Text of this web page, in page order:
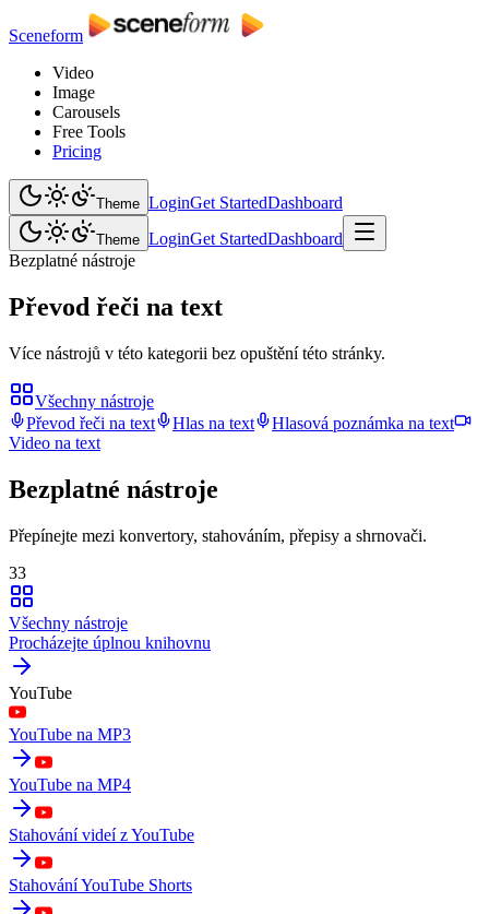
Sceneform
Video
Image
Carousels
Free Tools
Pricing
Theme LoginGet StartedDashboard
Theme LoginGet StartedDashboard
Bezplatné nástroje
Převod řeči na text
Více nástrojů v této kategorii bez opuštění této stránky.
Všechny nástroje
Převod řeči na text
Hlas na text
Hlasová poznámka na text
Video na text
Bezplatné nástroje
Přepínejte mezi konvertory, stahováním, přepisy a shrnovači.
33
Všechny nástroje
Procházejte úplnou knihovnu
YouTube
YouTube na MP3
YouTube na MP4
Stahování videí z YouTube
Stahování YouTube Shorts